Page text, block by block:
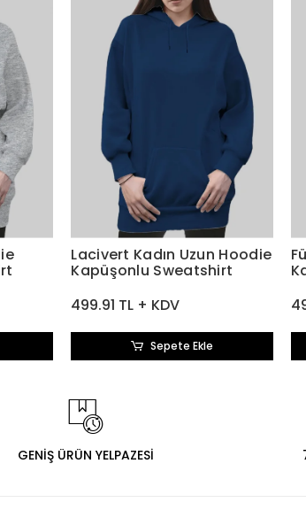
Lacivert Kadın Uzun Hoodie
Kapüşonlu Sweatshirt
499.91 TL + KDV
Sepete Ekle
GENİŞ ÜRÜN YELPAZESİ